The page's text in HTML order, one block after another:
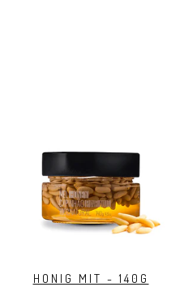
HONIG MIT - 140G